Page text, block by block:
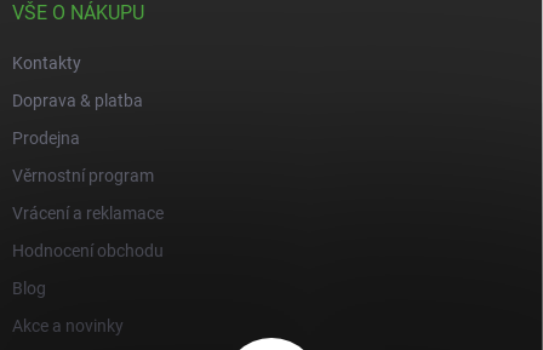
VŠE O NÁKUPU
Kontakty
Doprava & platba
Prodejna
Věrnostní program
Vrácení a reklamace
Hodnocení obchodu
Blog
Akce a novinky